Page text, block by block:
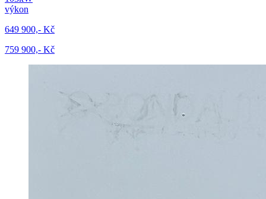
výkon
649 900,- Kč
759 900,- Kč